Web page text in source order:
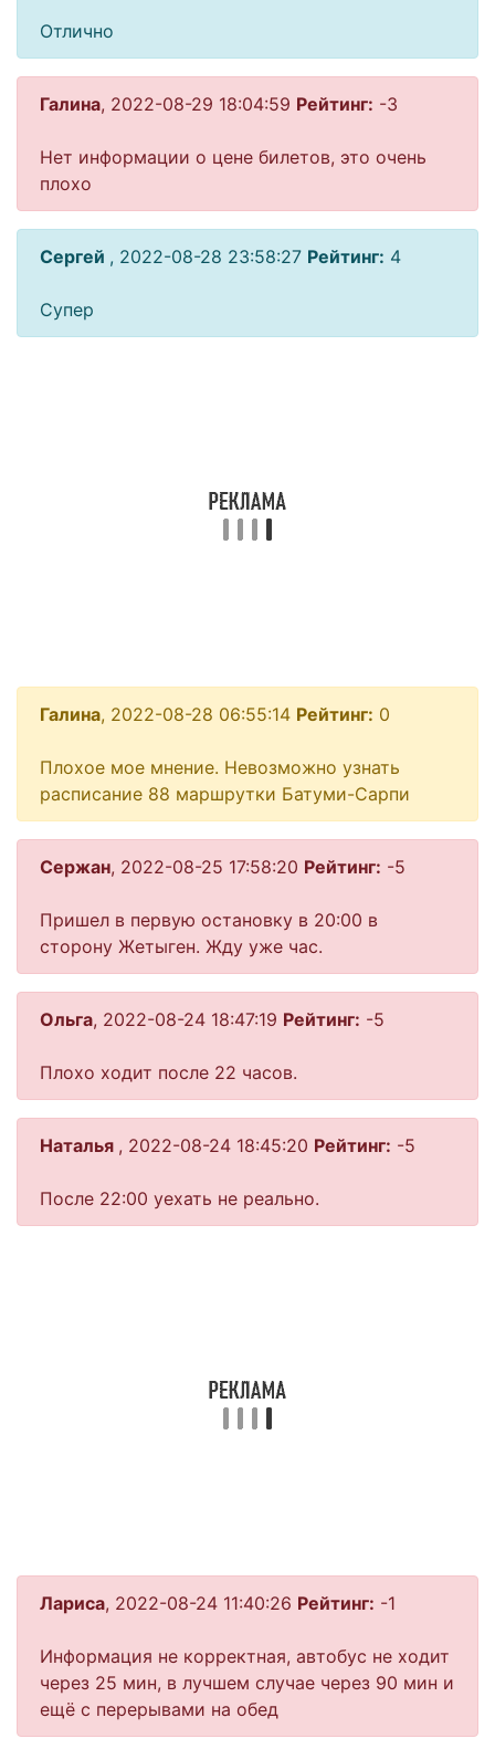
Отлично
Галина, 2022-08-29 18:04:59 Рейтинг: -3
Нет информации о цене билетов, это очень
плохо
Сергей , 2022-08-28 23:58:27 Рейтинг: 4
Супер
Галина, 2022-08-28 06:55:14 Рейтинг: 0
Плохое мое мнение. Невозможно узнать
расписание 88 маршрутки Батуми-Сарпи
Сержан, 2022-08-25 17:58:20 Рейтинг: -5
Пришел в первую остановку в 20:00 в
сторону Жетыген. Жду уже час.
Ольга, 2022-08-24 18:47:19 Рейтинг: -5
Плохо ходит после 22 часов.
Наталья , 2022-08-24 18:45:20 Рейтинг: -5
После 22:00 уехать не реально.
Лариса, 2022-08-24 11:40:26 Рейтинг: -1
Информация не корректная, автобус не ходит
через 25 мин, в лучшем случае через 90 мин и
ещё с перерывами на обед